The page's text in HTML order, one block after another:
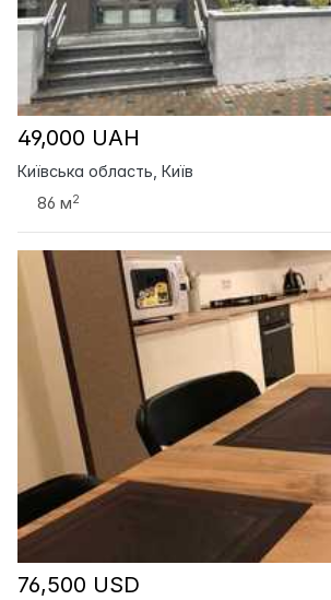
49,000 UAH
Київська область, Київ
86 м2
76,500 USD